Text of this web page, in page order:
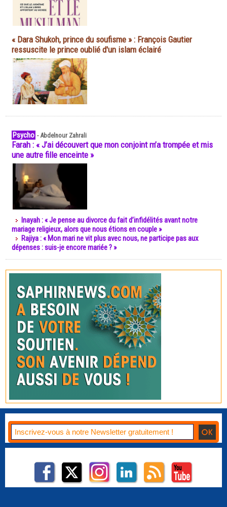
« Dara Shukoh, prince du soufisme » : François Gautier
ressuscite le prince oublié d'un islam éclairé
Psycho -Abdelnour Zahrali
Farah : « J’ai découvert que mon conjoint m’a trompée et mis
une autre fille enceinte »
Inayah : « Je pense au divorce du fait d’infidélités avant notre
mariage religieux, alors que nous étions en couple »
Rajiya : « Mon mari ne vit plus avec nous, ne participe pas aux
dépenses : suis-je encore mariée ? »